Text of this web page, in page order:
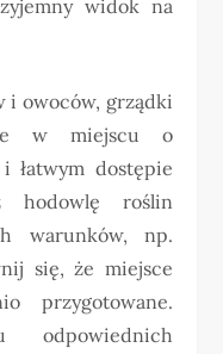
widok na
i owoców, grządki
w miejscu o
łatwym dostępie
hodowlę roślin
warunków, np.
się, że miejsce
przygotowane.
odpowiednich